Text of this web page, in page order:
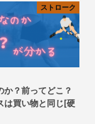
ストローク
か？前ってどこ？
は買い物と同じ[硬